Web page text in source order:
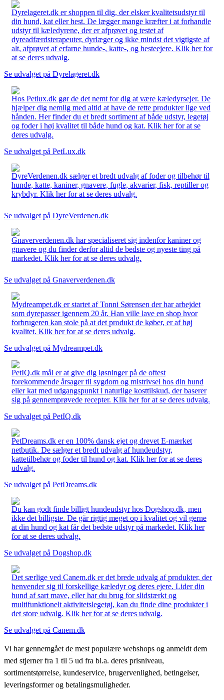
Dyrelageret.dk er shoppen til dig, der elsker kvalitetsudstyr til
din hund, kat eller hest. De lægger mange kræfter i at forhandle
udstyr til kæledyrene, der er afprøvet og testet af
dyreadfærdsterapeuter, dyrlæger og ikke mindst det vigtigste af
alt, afprøvet af erfarne hunde-, katte-, og hesteejere. Klik her for
at se deres udvalg.
Se udvalget på Dyrelageret.dk
Hos Petlux.dk gør de det nemt for dig at være kæledyrsejer. De
hjælper dig nemlig med altid at have de rette produkter lige ved
hånden. Her finder du et bredt sortiment af både udstyr, legetøj
og foder i høj kvalitet til både hund og kat. Klik her for at se
deres udvalg.
Se udvalget på PetLux.dk
DyreVerdenen.dk sælger et bredt udvalg af foder og tilbehør til
hunde, katte, kaniner, gnavere, fugle, akvarier, fisk, reptiller og
krybdyr. Klik her for at se deres udvalg.
Se udvalget på DyreVerdenen.dk
Gnaververdenen.dk har specialiseret sig indenfor kaniner og
gnavere og du finder derfor altid de bedste og nyeste ting på
markedet. Klik her for at se deres udvalg.
Se udvalget på Gnaververdenen.dk
Mydreampet.dk er startet af Tonni Sørensen der har arbejdet
som dyrepasser igennem 20 år. Han ville lave en shop hvor
forbrugeren kan stole på at det produkt de køber, er af høj
kvalitet. Klik her for at se deres udvalg.
Se udvalget på Mydreampet.dk
PetIQ.dk mål er at give dig løsninger på de oftest
forekommende årsager til sygdom og mistrivsel hos din hund
eller kat med udgangspunkt i naturlige kosttilskud, der baserer
sig på gennemprøvede recepter. Klik her for at se deres udvalg.
Se udvalget på PetIQ.dk
PetDreams.dk er en 100% dansk ejet og drevet E-mærket
netbutik. De sælger et bredt udvalg af hundeudstyr,
kattetilbehør og foder til hund og kat. Klik her for at se deres
udvalg.
Se udvalget på PetDreams.dk
Du kan godt finde billigt hundeudstyr hos Dogshop.dk, men
ikke det billigste. De går rigtig meget op i kvalitet og vil gerne
at din hund og kat får det bedste udstyr på markedet. Klik her
for at se deres udvalg.
Se udvalget på Dogshop.dk
Det særlige ved Canem.dk er det brede udvalg af produkter, der
henvender sig til forskellige kæledyr og deres ejere. Lider din
hund af sart mave, eller har du brug for slidstærkt og
multifunktionelt aktivitetslegetøj, kan du finde dine produkter i
det store udvalg. Klik her for at se deres udvalg.
Se udvalget på Canem.dk
Vi har gennemgået de mest populære webshops og anmeldt dem
med stjerner fra 1 til 5 ud fra bl.a. deres prisniveau,
sortimentstørrelse, kundeservice, brugervenlighed, betingelser,
leveringsformer og betalingsmuligheder.